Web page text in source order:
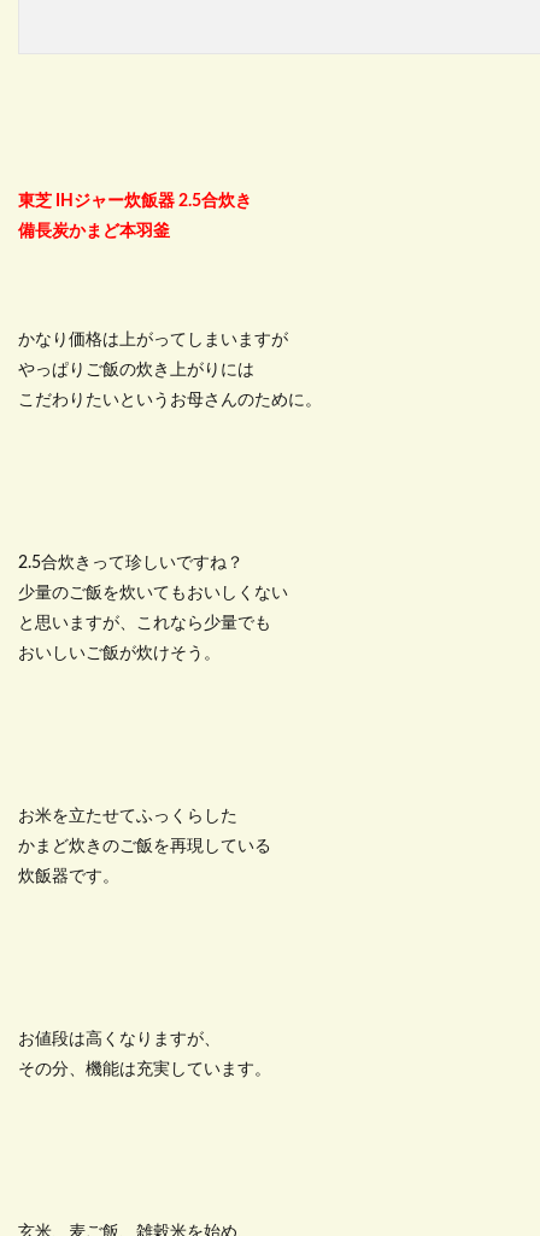
東芝 IHジャー炊飯器 2.5合炊き
備長炭かまど本羽釜
かなり価格は上がってしまいますが
やっぱりご飯の炊き上がりには
こだわりたいというお母さんのために。
2.5合炊きって珍しいですね？
少量のご飯を炊いてもおいしくない
と思いますが、これなら少量でも
おいしいご飯が炊けそう。
お米を立たせてふっくらした
かまど炊きのご飯を再現している
炊飯器です。
お値段は高くなりますが、
その分、機能は充実しています。
玄米、麦ご飯、雑穀米を始め、